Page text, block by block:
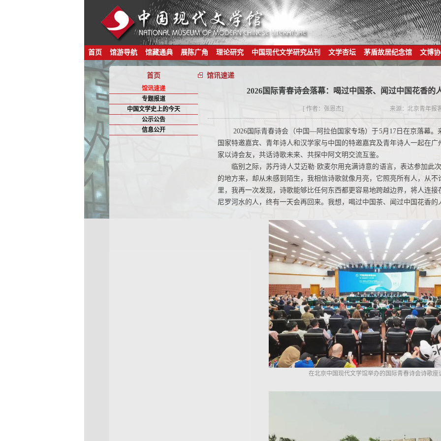
首页 馆游导航 馆藏通典 展陈广角 理论研究 中国现代文学研究丛刊 文学杏坛 茅盾故居纪念馆 文博
首页 馆讯速递
馆讯速递
专题报道
中国文学史上的今天
公示公告
信息公开
2026国际青春诗会落幕：喝过中国茶、闻过中国花香的
[ 作者：张恩杰] 来源：北京青年报
2026国际青春诗会（中国—阿拉伯国家专场）于5月17日在京落幕。
国家特邀嘉宾、青年诗人和汉学家与中国的特邀嘉宾及青年诗人一起在
家以诗会友，共话诗歌未来、共探中阿文明交流互鉴。
临别之际，苏丹诗人艾迈勒·欧麦尔用充满诗意的语言，表达参加此
的地方来，却从未感到陌生，我相信诗歌就像月亮，它照亮所有人，从
里，我再一次发现，诗歌能够比任何东西都更容易地跨越边界，将人连
尼罗河水的人，终有一天会再回来。我想，喝过中国茶、闻过中国花香的
在北京中国现代文学馆举办的国际青春诗会诗歌座